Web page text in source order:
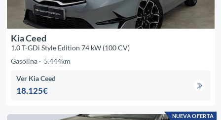
Kia Ceed
1.0 T-GDi Style Edition 74 kW (100 CV)
Gasolina
5.444km
Ver Kia Ceed
18.125€
NUEVA OFERTA